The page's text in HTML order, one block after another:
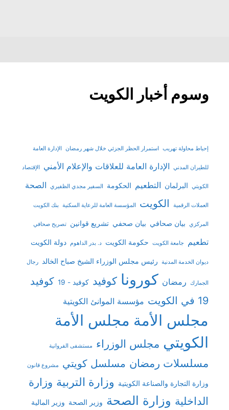
وسوم أخبار الكويت
إحباط محاولة تهريب استمرار الحظر الجزئي خلال شهر رمضان الإدارة العامة
للطيران المدني الإدارة العامة للعلاقات والإعلام الأمني الإقتصاد
الكويتي البرلمان التطعيم الحكومة السفير مجدي الظفيري الصحة
العملات الرقمية الكويت المؤسسة العامة للرعاية السكنية بنك الكويت
المركزي بيان صحافي بيان صحفي تشريع قوانين تصريح صحافي
تطعيم جامعة الكويت حكومة الكويت د. بدر الداهوم دولة الكويت
ديوان الخدمة المدنية رئيس مجلس الوزراء الشيخ صباح الخالد رجال
الجمارك رمضان كورونا كوفيد كوفيد - 19
كوفيد
19 في الكويت
مؤسسة الموانئ الكويتية
مجلس الأمة مجلس الأمة
الكويتي مجلس الوزراء مستشفى الفروانية
مسلسلات رمضان مسلسل كويتي مشروع قانون
وزارة التجارة والصناعة الكويتية وزارة التربية وزارة
الداخلية وزارة الصحة وزير الصحة وزير المالية